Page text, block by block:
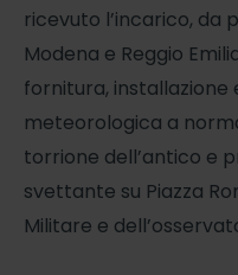
ricevuto l’incarico, da
Modena e Reggio
fornitura, installazione
meteorologica a
torrione dell’antico e
svettante su Piazza
Militare e